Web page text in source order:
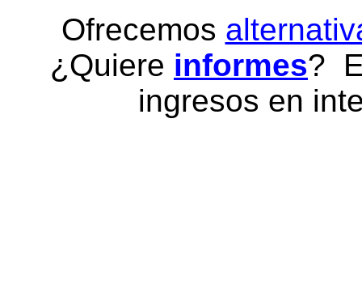
Ofrecemos
¿Quiere informes?
ingresos en